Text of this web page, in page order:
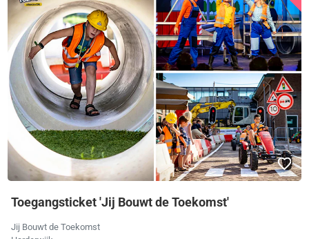
Toegangsticket 'Jij Bouwt de Toekomst'
Jij Bouwt de Toekomst